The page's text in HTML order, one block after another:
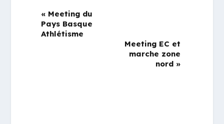
« Meeting du
Pays Basque
Athlétisme
Meeting EC et
marche zone
nord »